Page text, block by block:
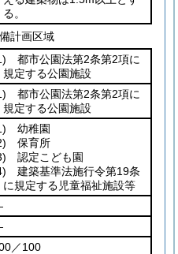
る。
計画区域
都市公園法第2条第2項に
規定する公園施設
都市公園法第2条第2項に
規定する公園施設
幼稚園
保育所
認定こども園
建築基準法施行令第19条
に規定する児童福祉施設等
／100